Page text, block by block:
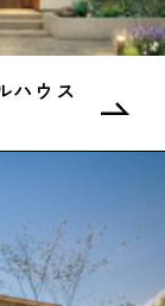
ハウス